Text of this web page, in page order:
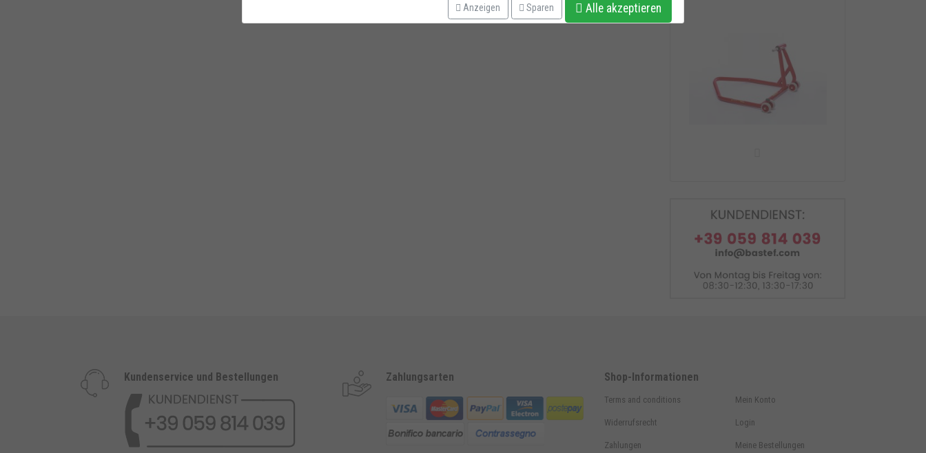
Kundenservice und Bestellungen Zahlungsarten Shop-Informationen
Terms and conditions
Widerrufsrecht
Zahlungen
Mein Konto
Login
Meine Bestellungen
Anzeigen Sparen Alle akzeptieren